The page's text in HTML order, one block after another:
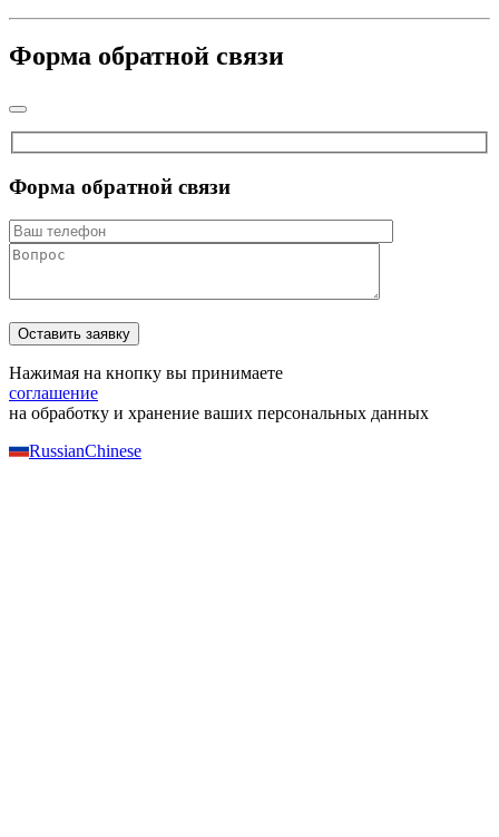
Форма обратной связи
Форма обратной связи
Нажимая на кнопку вы принимаете
соглашение
на обработку и хранение ваших персональных данных
RussianChinese